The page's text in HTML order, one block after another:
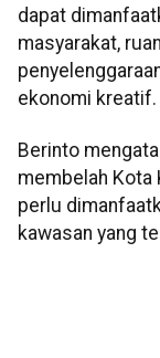
dapat
masyarakat,
ekonomi kreatif.
Berinto
membelah Kota
perlu
kawasan yang